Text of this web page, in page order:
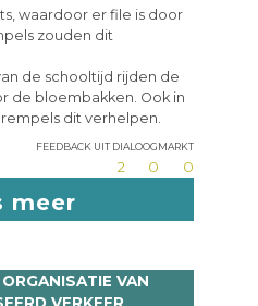
waardoor er file is door
zouden dit
de schooltijd rijden de
de bloembakken. Ook in
dit verhelpen.
Feedback uit dialoogmarkt
2 0 0
meer
VAN